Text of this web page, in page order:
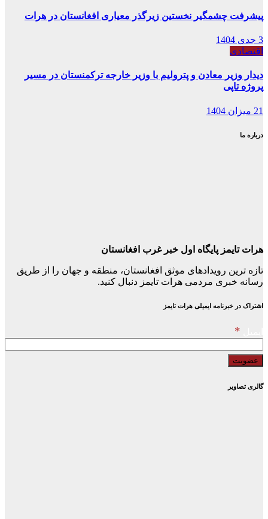
پیشرفت چشمگیر نخستین زیرگذر معیاری افغانستان در هرات
3 جدی 1404
اقتصادی
دیدار وزیر معادن و پترولیم با وزیر خارجه ترکمنستان در مسیر
پروژه تاپی
21 میزان 1404
درباره ما
هرات تایمز پایگاه اول خبر غرب افغانستان
تازه ترین رویدادهای موثق افغانستان، منطقه و جهان را از طریق
رسانه خبری مردمی هرات تایمز دنبال کنید.
اشتراک در خبرنامه ایمیلی هرات تایمز
*
گالری تصاویر